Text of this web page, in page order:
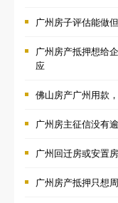
广州房子评估能做
广州房产抵押想给
应
佛山房产广州用款
广州房主征信没有
广州回迁房或安置
广州房产抵押只想